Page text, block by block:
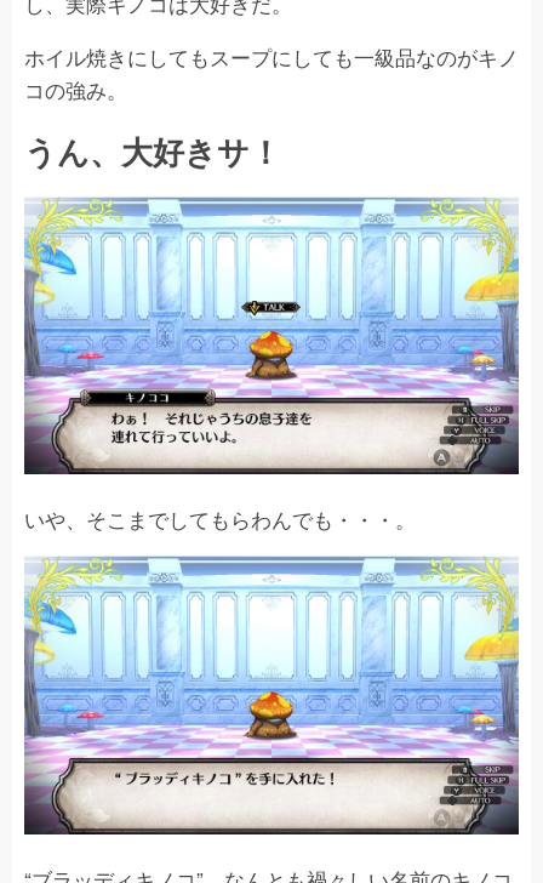
ホイル焼きにしてもスープにしても一級品なのがキノ
コの強み。
うん、大好きサ！
いや、そこまでしてもらわんでも・・・。